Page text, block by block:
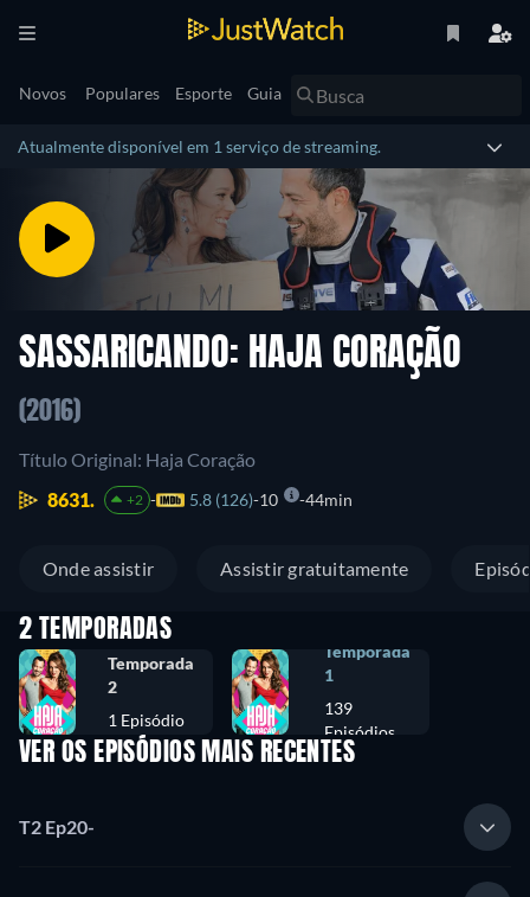
Novos Populares Esporte Guia
Atualmente disponível em 1 serviço de streaming.
SASSARICANDO: HAJA CORAÇÃO
(2016)
Título Original: Haja Coração
8631.
+2 5.8 (126) 10 44min
Onde assistir Assistir gratuitamente
2 TEMPORADAS
Temporada
2
1 Episódio
Temporada
1
139
Episódios
VER OS EPISÓDIOS MAIS RECENTES
T2 Ep20-